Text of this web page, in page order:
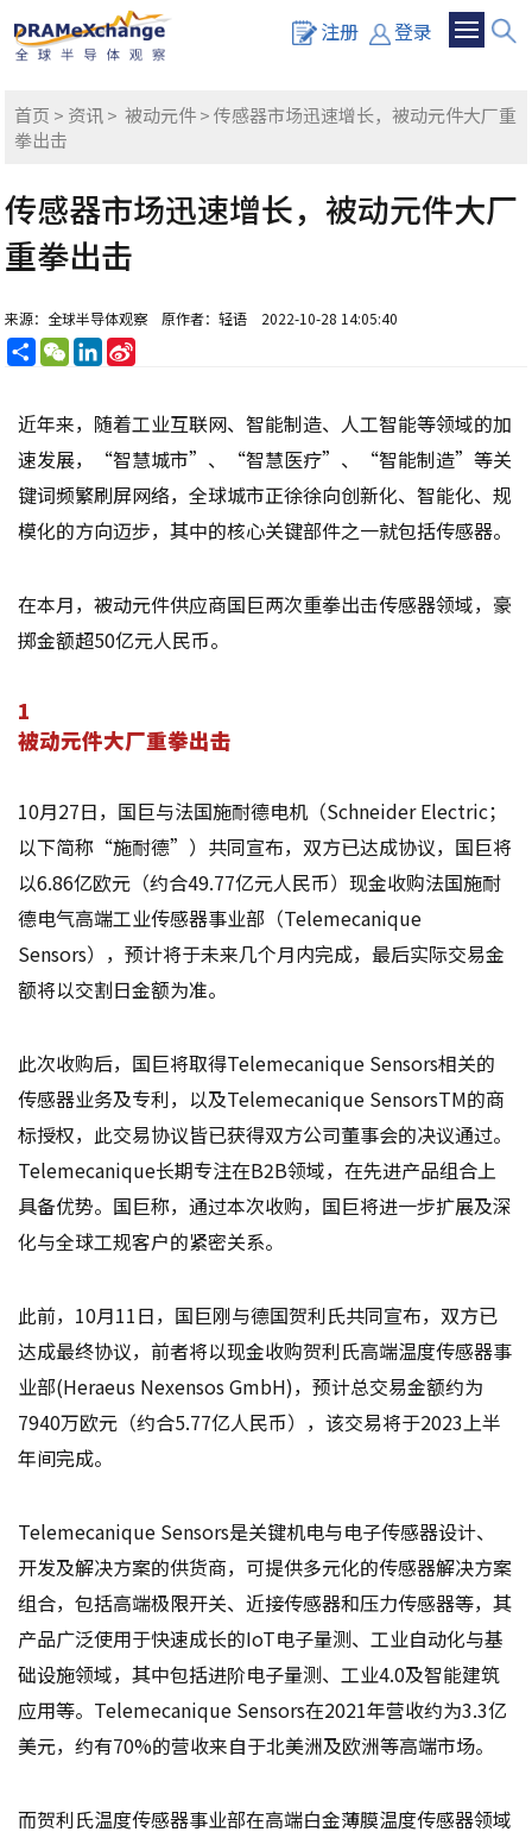
注册 登录
首页 > 资讯>被动元件> 传感器市场迅速增长，被动元件大厂重
拳出击
传感器市场迅速增长，被动元件大厂
重拳出击
来源：全球半导体观察 原作者：轻语 2022-10-28 14:05:40
分
享
WeChatLinkedIn
近年来，随着工业互联网、智能制造、人工智能等领域的加
速发展，“智慧城市”、“智慧医疗”、“智能制造”等关
键词频繁刷屏网络，全球城市正徐徐向创新化、智能化、规
模化的方向迈步，其中的核心关键部件之一就包括传感器。
在本月，被动元件供应商国巨两次重拳出击传感器领域，豪
掷金额超50亿元人民币。
1
被动元件大厂重拳出击
10月27日，国巨与法国施耐德电机（Schneider Electric；
以下简称“施耐德”）共同宣布，双方已达成协议，国巨将
以6.86亿欧元（约合49.77亿元人民币）现金收购法国施耐
德电气高端工业传感器事业部（Telemecanique
Sensors），预计将于未来几个月内完成，最后实际交易金
额将以交割日金额为准。
此次收购后，国巨将取得Telemecanique Sensors相关的
传感器业务及专利，以及Telemecanique SensorsTM的商
标授权，此交易协议皆已获得双方公司董事会的决议通过。
Telemecanique长期专注在B2B领域，在先进产品组合上
具备优势。国巨称，通过本次收购，国巨将进一步扩展及深
化与全球工规客户的紧密关系。
此前，10月11日，国巨刚与德国贺利氏共同宣布，双方已
达成最终协议，前者将以现金收购贺利氏高端温度传感器事
业部(Heraeus Nexensos GmbH)，预计总交易金额约为
7940万欧元（约合5.77亿人民币），该交易将于2023上半
年间完成。
Telemecanique Sensors是关键机电与电子传感器设计、
开发及解决方案的供货商，可提供多元化的传感器解决方案
组合，包括高端极限开关、近接传感器和压力传感器等，其
产品广泛使用于快速成长的IoT电子量测、工业自动化与基
础设施领域，其中包括进阶电子量测、工业4.0及智能建筑
应用等。Telemecanique Sensors在2021年营收约为3.3亿
美元，约有70%的营收来自于北美洲及欧洲等高端市场。
而贺利氏温度传感器事业部在高端白金薄膜温度传感器领域